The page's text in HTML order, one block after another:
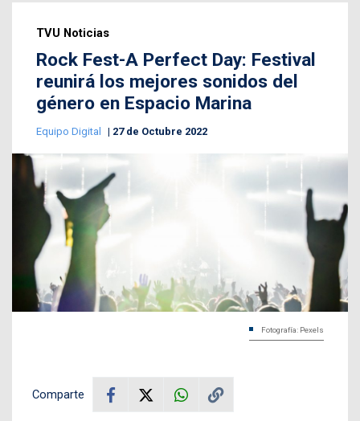
TVU Noticias
Rock Fest-A Perfect Day: Festival
reunirá los mejores sonidos del
género en Espacio Marina
Equipo Digital 27 de Octubre 2022
Fotografía: Pexels
Comparte